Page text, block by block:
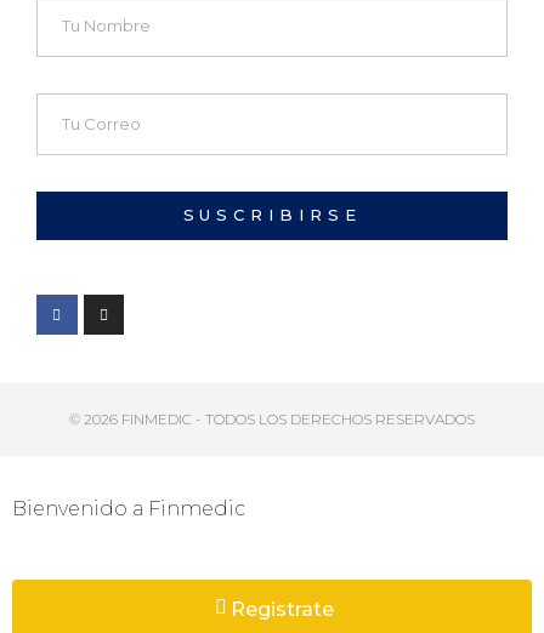
SUSCRIBIRSE
© 2026 FINMEDIC - TODOS LOS DERECHOS RESERVADOS
Bienvenido a Finmedic
Registrate